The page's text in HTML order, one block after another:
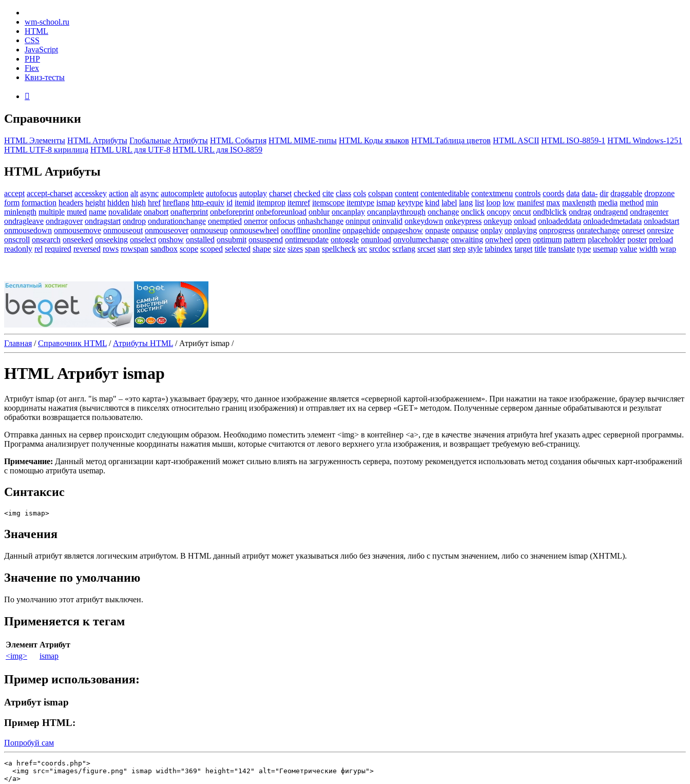
wm-school.ru
HTML
CSS
JavaScript
PHP
Flex
Квиз-тесты

Справочники
HTML Элементы HTML Атрибуты Глобальные Атрибуты HTML События HTML MIME-типы HTML Коды языков HTMLТаблица цветов HTML ASCII HTML ISO-8859-1 HTML Windows-1251
HTML UTF-8 кирилица HTML URL для UTF-8 HTML URL для ISO-8859
HTML Атрибуты
accept accept-charset accesskey action alt async autocomplete autofocus autoplay charset checked cite class cols colspan content contenteditable contextmenu controls coords data data- dir draggable dropzone
form formaction headers height hidden high href hreflang http-equiv id itemid itemprop itemref itemscope itemtype ismap keytype kind label lang list loop low manifest max maxlength media method min
minlength multiple muted name novalidate onabort onafterprint onbeforeprint onbeforeunload onblur oncanplay oncanplaythrough onchange onclick oncopy oncut ondblclick ondrag ondragend ondragenter
ondragleave ondragover ondragstart ondrop ondurationchange onemptied onerror onfocus onhashchange oninput oninvalid onkeydown onkeypress onkeyup onload onloadeddata onloadedmetadata onloadstart
onmousedown onmousemove onmouseout onmouseover onmouseup onmousewheel onoffline ononline onpagehide onpageshow onpaste onpause onplay onplaying onprogress onratechange onreset onresize
onscroll onsearch onseeked onseeking onselect onshow onstalled onsubmit onsuspend ontimeupdate ontoggle onunload onvolumechange onwaiting onwheel open optimum pattern placeholder poster preload
readonly rel required reversed rows rowspan sandbox scope scoped selected shape size sizes span spellcheck src srcdoc scrlang srcset start step style tabindex target title translate type usemap value width wrap
Главная / Справочник HTML / Атрибуты HTML / Атрибут ismap /
HTML Атрибут ismap
Атрибут ismap (от англ. "is map" ‒ «это карта») указывает браузеру, что данное изображение является «серверной картой-изображением». При нажатии на такое изображение, браузер вычисляет
координаты нажатия (вычисляются в пикселях относительно границ изображения) и отправляет их на сервер «GET» методом. Полученные сервером данные обрабатываются и результат
обработки возвращается пользователю.
Отправка данных на сервер происходит следующим образом. Необходимо поместить элемент <img> в контейнер <a>, где в качестве значения атрибута hrefуказать адрес серверной программы.
Программа анализирует полученные координаты нажатия мыши, которые считаются от левого верхнего угла изображения, и возвращает требуемую веб-страницу.
Примечание: Данный метод организации карт-изображений может сильно влиять на загруженность сервера, поэтому рекомендуется использовать метод создания обычных карт-изображений
с помощью атрибута usemap.
Синтаксис
Значения
Данный атрибут является логическим атрибутом. В HTML данный атрибут может указываться либо без значения, либо с пустым значением, либо со значением ismap (XHTML).
Значение по умолчанию
По умолчанию этот атрибут выключен.
Применяется к тегам
Элемент Атрибут
<img>
ismap
Пример использования:
Атрибут ismap
Пример HTML:
Попробуй сам
<a href="coords.php">
  <img src="images/figure.png" ismap width="369" height="142" alt="Геометрические фигуры">